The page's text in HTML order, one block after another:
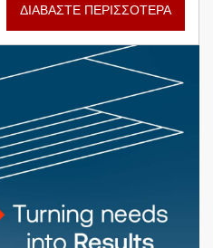
ΔΙΑΒΑΣΤΕ ΠΕΡΙΣΣΟΤΕΡΑ